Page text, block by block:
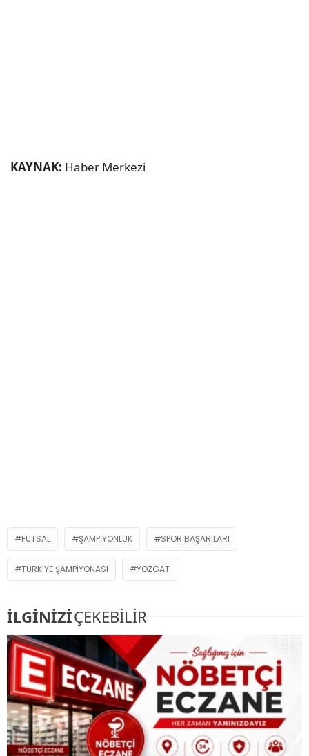
KAYNAK: Haber Merkezi
FUTSAL ŞAMPIYONLUK SPOR BAŞARILARI
TÜRKIYE ŞAMPIYONASI YOZGAT
İLGİNİZİÇEKEBİLİR